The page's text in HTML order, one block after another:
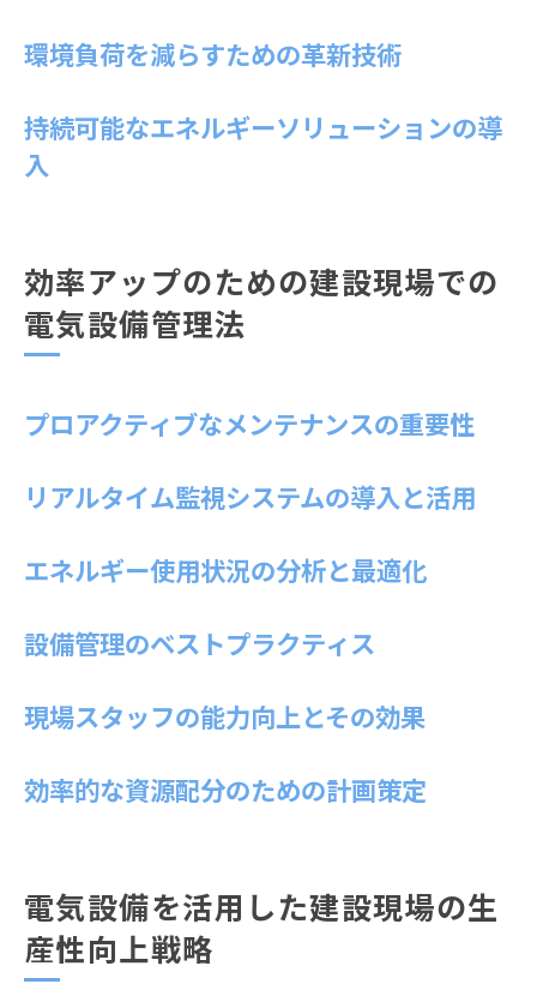
環境負荷を減らすための革新技術
持続可能なエネルギーソリューションの導
入
効率アップのための建設現場での
電気設備管理法
プロアクティブなメンテナンスの重要性
リアルタイム監視システムの導入と活用
エネルギー使用状況の分析と最適化
設備管理のベストプラクティス
現場スタッフの能力向上とその効果
効率的な資源配分のための計画策定
電気設備を活用した建設現場の生
産性向上戦略